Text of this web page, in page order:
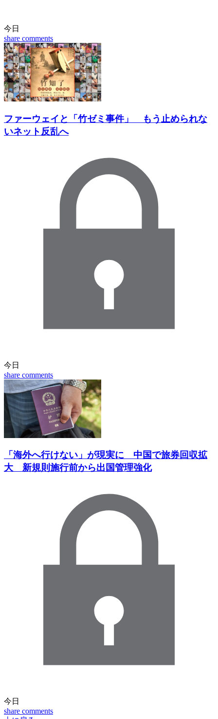
今日
share comments
ファーウェイと「竹ゼミ事件」 もう止められな
いネット反乱へ
今日
share comments
「海外へ行けない」が現実に 中国で旅券回収拡
大 新規則施行前から出国管理強化
今日
share comments